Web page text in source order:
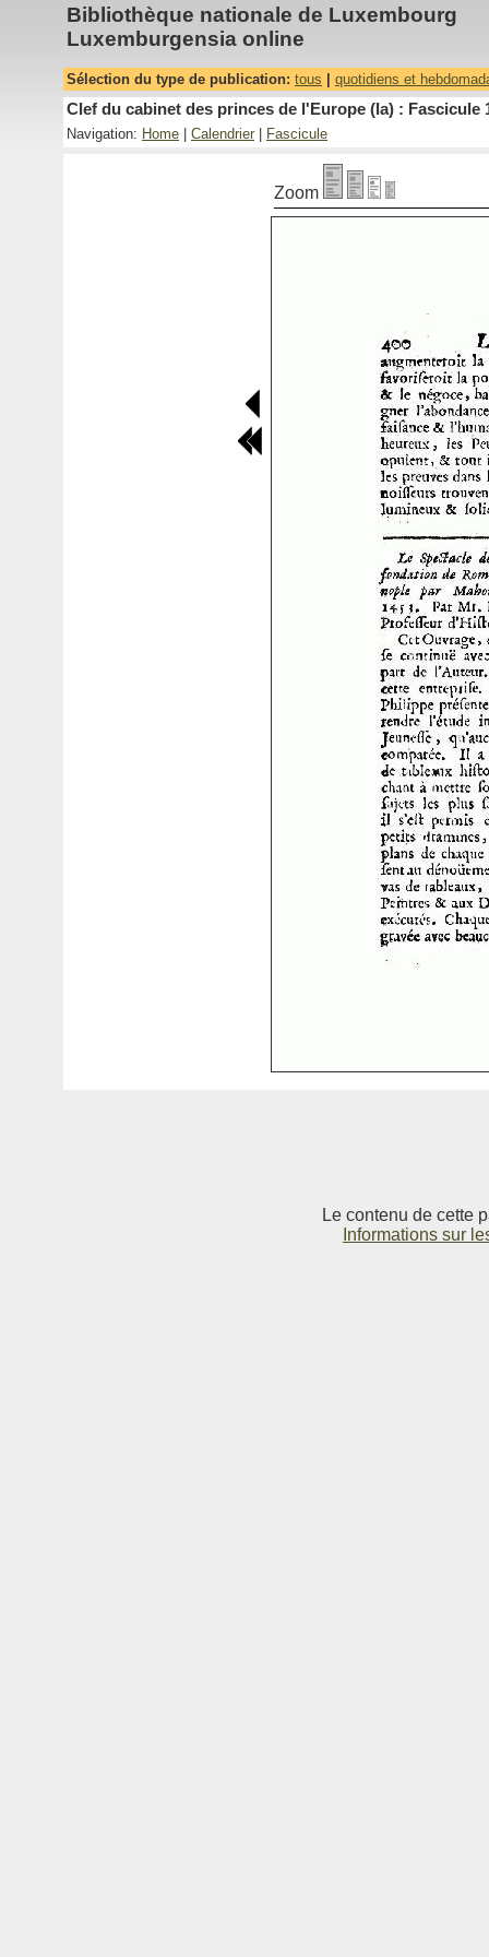
Bibliothèque nationale de Luxembourg
Luxemburgensia online
Sélection du type de publication: tous quotidiens et
Clef du cabinet des princes de l'Europe (la) : Fascicule
Navigation: Home Calendrier Fascicule
Zoom
Le contenu de cette
Informations sur